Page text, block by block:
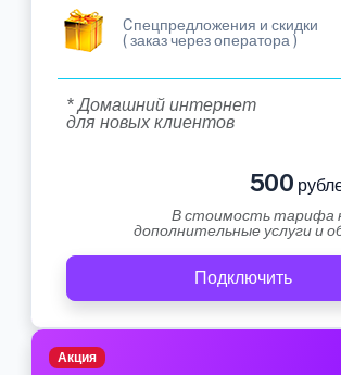
Cпецпредложения и скидки
( заказ через оператора )
* Домашний интернет
для новых клиентов
500
В стоимость тарифа
дополнительные услуги и
Подключить
Акция